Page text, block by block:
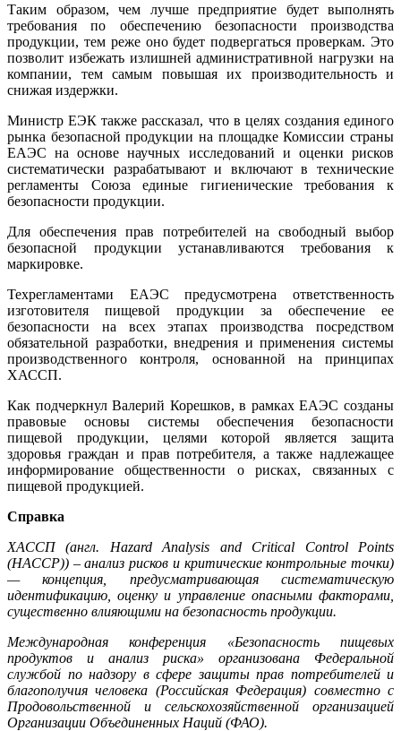
Таким образом, чем лучше предприятие будет выполнять
требования по обеспечению безопасности производства
продукции, тем реже оно будет подвергаться проверкам. Это
позволит избежать излишней административной нагрузки на
компании, тем самым повышая их производительность и
снижая издержки.
Министр ЕЭК также рассказал, что в целях создания единого
рынка безопасной продукции на площадке Комиссии страны
ЕАЭС на основе научных исследований и оценки рисков
систематически разрабатывают и включают в технические
регламенты Союза единые гигиенические требования к
безопасности продукции.
Для обеспечения прав потребителей на свободный выбор
безопасной продукции устанавливаются требования к
маркировке.
Техрегламентами ЕАЭС предусмотрена ответственность
изготовителя пищевой продукции за обеспечение ее
безопасности на всех этапах производства посредством
обязательной разработки, внедрения и применения системы
производственного контроля, основанной на принципах
ХАССП.
Как подчеркнул Валерий Корешков, в рамках ЕАЭС созданы
правовые основы системы обеспечения безопасности
пищевой продукции, целями которой является защита
здоровья граждан и прав потребителя, а также надлежащее
информирование общественности о рисках, связанных с
пищевой продукцией.
Справка
ХАССП (англ. Hazard Analysis and Critical Control Points
(HACCP)) – анализ рисков и критические контрольные точки)
— концепция, предусматривающая систематическую
идентификацию, оценку и управление опасными факторами,
существенно влияющими на безопасность продукции.
Международная конференция «Безопасность пищевых
продуктов и анализ риска» организована Федеральной
службой по надзору в сфере защиты прав потребителей и
благополучия человека (Российская Федерация) совместно с
Продовольственной и сельскохозяйственной организацией
Организации Объединенных Наций (ФАО).